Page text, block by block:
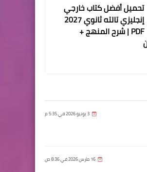
تحميل أفضل كتاب خارجي
إنجليزي تالته ثانوي 2027
PDF | شرح المنهج +
3 يونيو 2026 في 5:35 م
16 مارس 2026 في 8:36 ص